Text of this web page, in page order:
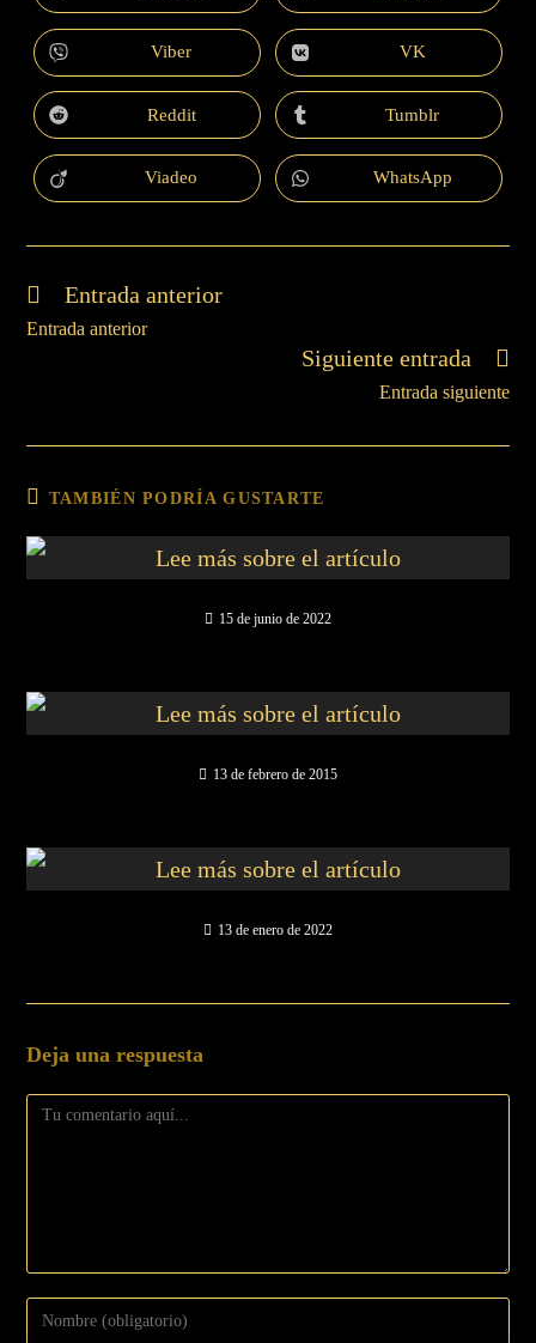
Viber VK
Reddit Tumblr
Viadeo WhatsApp
Entrada anterior
Entrada anterior
Siguiente entrada
Entrada siguiente
TAMBIÉN PODRÍA GUSTARTE
15 de junio de 2022
13 de febrero de 2015
13 de enero de 2022
Deja una respuesta